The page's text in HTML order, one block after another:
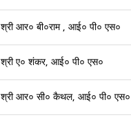
श्री आर० बी०राम , आई० पी० एस०
श्री ए० शंकर, आई० पी० एस०
श्री आर० सी० कैथल, आई० पी० एस०